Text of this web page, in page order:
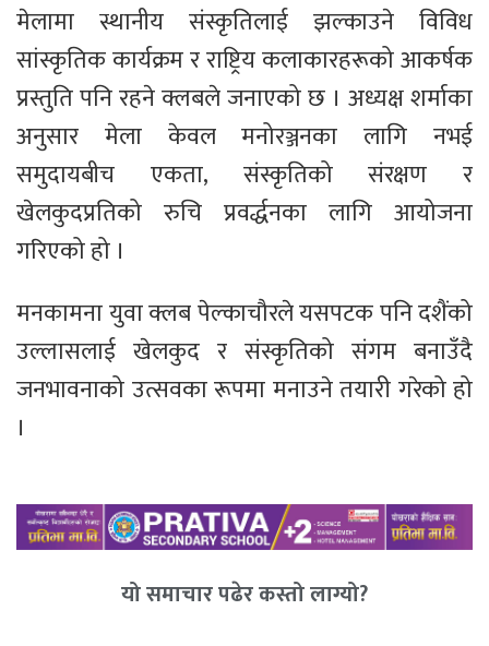
मेलामा स्थानीय संस्कृतिलाई झल्काउने विविध
सांस्कृतिक कार्यक्रम र राष्ट्रिय कलाकारहरूको आकर्षक
प्रस्तुति पनि रहने क्लबले जनाएको छ । अध्यक्ष शर्माका
अनुसार मेला केवल मनोरञ्जनका लागि नभई
समुदायबीच एकता, संस्कृतिको संरक्षण र
खेलकुदप्रतिको रुचि प्रवर्द्धनका लागि आयोजना
गरिएको हो ।
मनकामना युवा क्लब पेल्काचौरले यसपटक पनि दशैंको
उल्लासलाई खेलकुद र संस्कृतिको संगम बनाउँदै
जनभावनाको उत्सवका रूपमा मनाउने तयारी गरेको हो
।
यो समाचार पढेर कस्तो लाग्यो?